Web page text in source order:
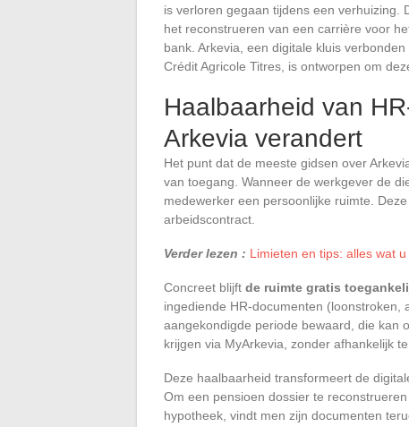
is verloren gegaan tijdens een verhuizing.
het reconstrueren van een carrière voor
bank. Arkevia, een digitale kluis
Crédit Agricole Titres, is ontworpen om
Haalbaarheid van
Arkevia verandert
Het punt dat de meeste gidsen over
van toegang. Wanneer de werkgever de
medewerker een persoonlijke ruimte.
arbeidscontract.
Verder lezen : Limieten en tips: alles wat
Concreet blijft de ruimte gratis
ingediende HR-documenten
aangekondigde periode bewaard, die kan
krijgen via MyArkevia, zonder afhankelijk
Deze haalbaarheid transformeert de
Om een pensioen dossier te
hypotheek, vindt men zijn documenten